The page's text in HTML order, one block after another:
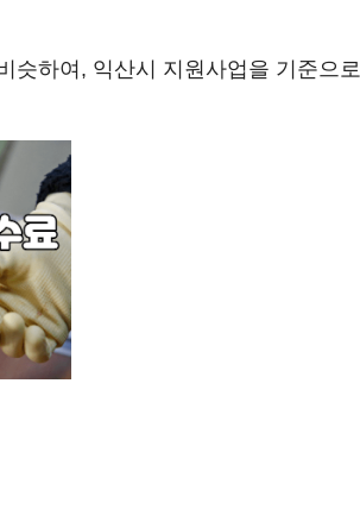
하여, 익산시 지원사업을 기준으